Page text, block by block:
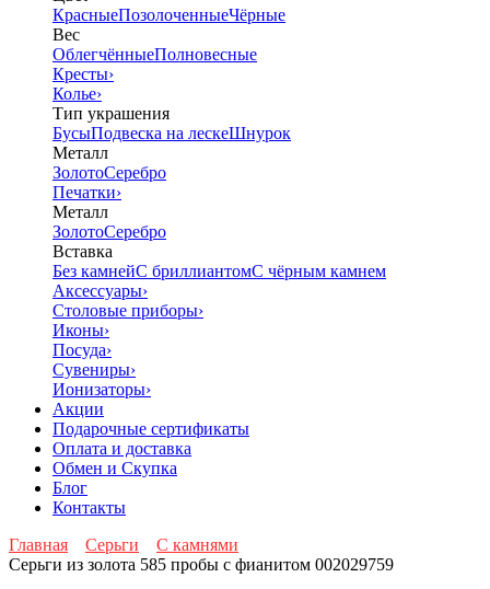
КрасныеПозолоченныеЧёрные
Вес
ОблегчённыеПолновесные
Кресты›
Колье›
Тип украшения
БусыПодвеска на лескеШнурок
Металл
ЗолотоСеребро
Печатки›
Металл
ЗолотоСеребро
Вставка
Без камнейС бриллиантомС чёрным камнем
Аксессуары›
Столовые приборы›
Иконы›
Посуда›
Сувениры›
Ионизаторы›
Акции
Подарочные сертификаты
Оплата и доставка
Обмен и Скупка
Блог
Контакты
Главная
Серьги
С камнями
Серьги из золота 585 пробы с фианитом 002029759